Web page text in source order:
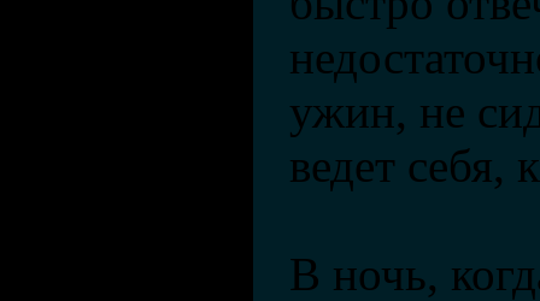
ужин, не
ведет себя,
В ночь,